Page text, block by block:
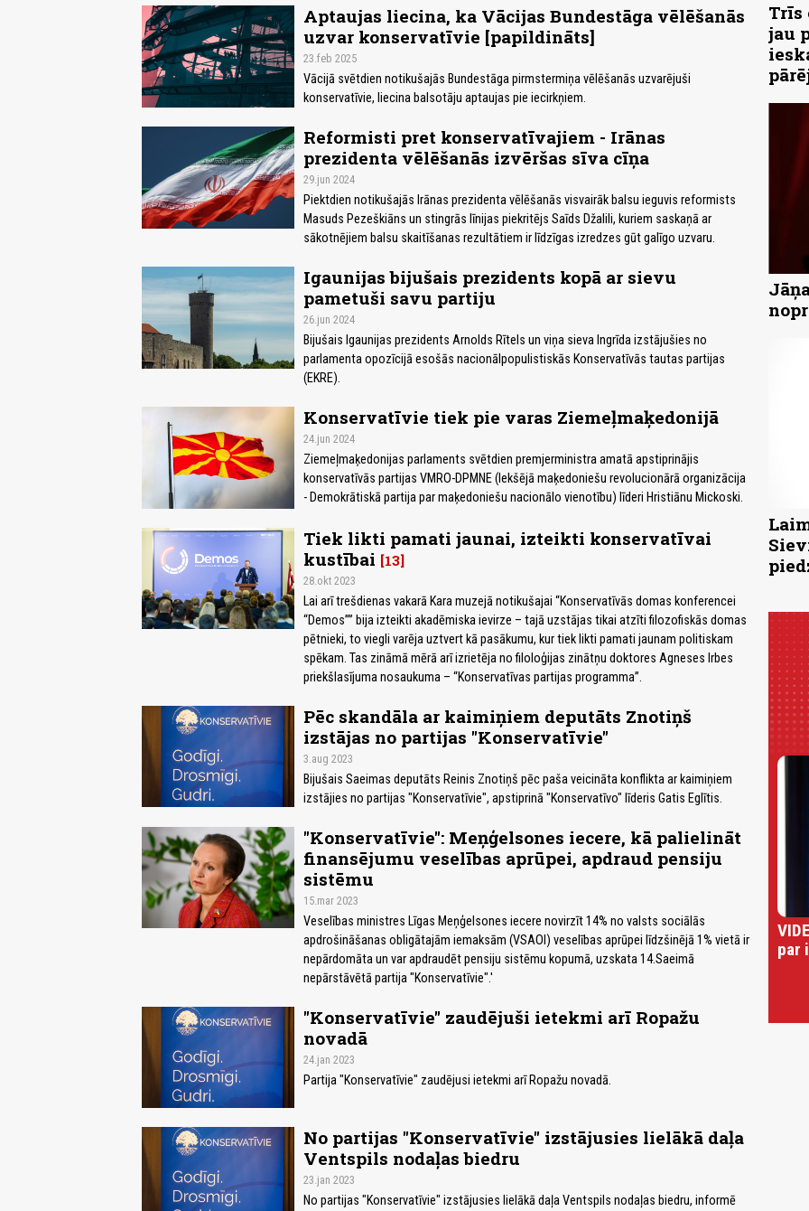
Aptaujas liecina, ka Vācijas Bundestāga vēlēšanās
uzvar konservatīvie [papildināts]
23.feb 2025
Vācijā svētdien notikušajās Bundestāga pirmstermiņa vēlēšanās uzvarējuši
konservatīvie, liecina balsotāju aptaujas pie iecirkņiem.
Reformisti pret konservatīvajiem - Irānas
prezidenta vēlēšanās izvēršas sīva cīņa
29.jun 2024
Piektdien notikušajās Irānas prezidenta vēlēšanās visvairāk balsu ieguvis reformists
Masuds Pezeškiāns un stingrās līnijas piekritējs Saīds Džalili, kuriem saskaņā ar
sākotnējiem balsu skaitīšanas rezultātiem ir līdzīgas izredzes gūt galīgo uzvaru.
Igaunijas bijušais prezidents kopā ar sievu
pametuši savu partiju
26.jun 2024
Bijušais Igaunijas prezidents Arnolds Rītels un viņa sieva Ingrīda izstājušies no
parlamenta opozīcijā esošās nacionālpopulistiskās Konservatīvās tautas partijas
(EKRE).
Konservatīvie tiek pie varas Ziemeļmaķedonijā
24.jun 2024
Ziemeļmaķedonijas parlaments svētdien premjerministra amatā apstiprinājis
konservatīvās partijas VMRO-DPMNE (Iekšējā maķedoniešu revolucionārā organizācija
- Demokrātiskā partija par maķedoniešu nacionālo vienotību) līderi Hristiānu Mickoski.
Tiek likti pamati jaunai, izteikti konservatīvai
kustībai 13
28.okt 2023
Lai arī trešdienas vakarā Kara muzejā notikušajai “Konservatīvās domas konferencei
“Demos”” bija izteikti akadēmiska ievirze – tajā uzstājas tikai atzīti filozofiskās domas
pētnieki, to viegli varēja uztvert kā pasākumu, kur tiek likti pamati jaunam politiskam
spēkam. Tas zināmā mērā arī izrietēja no filoloģijas zinātņu doktores Agneses Irbes
priekšlasījuma nosaukuma – “Konservatīvas partijas programma”.
Pēc skandāla ar kaimiņiem deputāts Znotiņš
izstājas no partijas "Konservatīvie"
3.aug 2023
Bijušais Saeimas deputāts Reinis Znotiņš pēc paša veicināta konflikta ar kaimiņiem
izstājies no partijas "Konservatīvie", apstiprinā "Konservatīvo" līderis Gatis Eglītis.
"Konservatīvie": Meņģelsones iecere, kā palielināt
finansējumu veselības aprūpei, apdraud pensiju
sistēmu
15.mar 2023
Veselības ministres Līgas Meņģelsones iecere novirzīt 14% no valsts sociālās
apdrošināšanas obligātajām iemaksām (VSAOI) veselības aprūpei līdzšinējā 1% vietā ir
nepārdomāta un var apdraudēt pensiju sistēmu kopumā, uzskata 14.Saeimā
nepārstāvētā partija "Konservatīvie".'
"Konservatīvie" zaudējuši ietekmi arī Ropažu
novadā
24.jan 2023
Partija "Konservatīvie" zaudējusi ietekmi arī Ropažu novadā.
No partijas "Konservatīvie" izstājusies lielākā daļa
Ventspils nodaļas biedru
23.jan 2023
No partijas "Konservatīvie" izstājusies lielākā daļa Ventspils nodaļas biedru, informē
Trīs
jau
par